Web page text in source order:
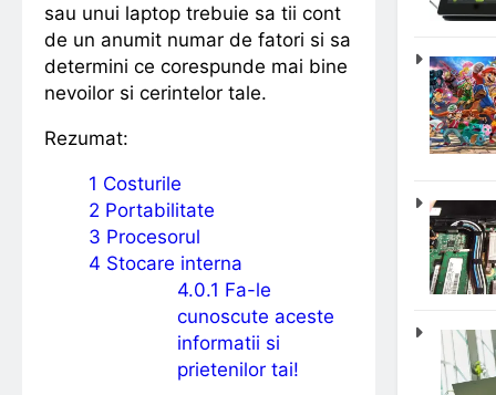
sau unui laptop trebuie sa tii cont
de un anumit numar de fatori si sa
determini ce corespunde mai bine
nevoilor si cerintelor tale.
Rezumat:
1 Costurile
2 Portabilitate
3 Procesorul
4 Stocare interna
4.0.1 Fa-le
cunoscute aceste
informatii si
prietenilor tai!